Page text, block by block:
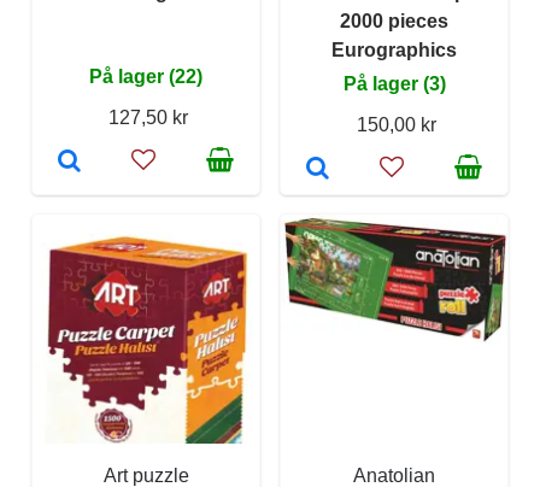
På lager (22)
127,50 kr
2000 pieces
Eurographics
På lager (3)
150,00 kr
Art puzzle
Anatolian